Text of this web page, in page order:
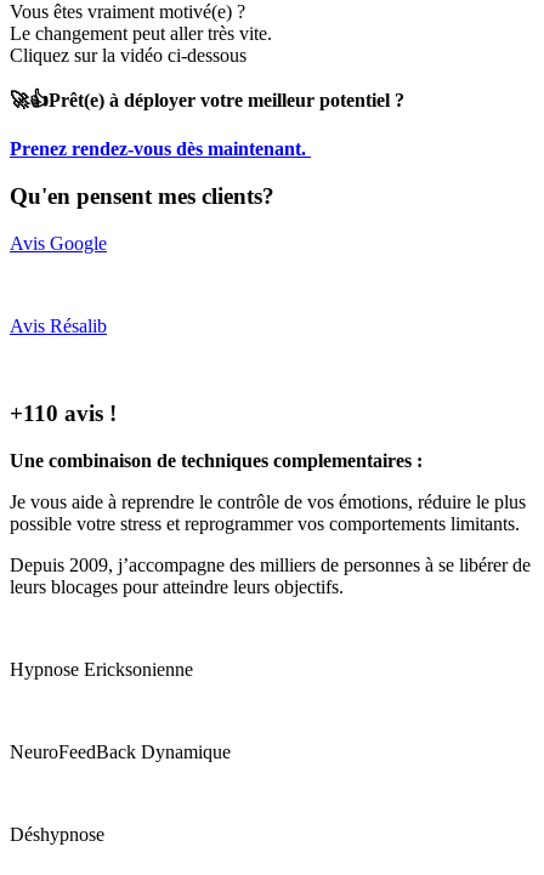
Vous êtes vraiment motivé(e) ?
Le changement peut aller très vite.
Cliquez sur la vidéo ci-dessous
🚀👍Prêt(e) à déployer votre meilleur potentiel ?
Prenez rendez-vous dès maintenant.
Qu'en pensent mes clients?
Avis Google
Avis Résalib
+110 avis !
Une combinaison de techniques complementaires :
Je vous aide à reprendre le contrôle de vos émotions, réduire le plus
possible votre stress et reprogrammer vos comportements limitants.
Depuis 2009, j’accompagne des milliers de personnes à se libérer de
leurs blocages pour atteindre leurs objectifs.
Hypnose Ericksonienne
NeuroFeedBack Dynamique
Déshypnose